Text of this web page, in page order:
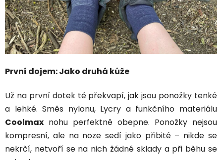
První dojem: Jako druhá kůže
Už na první dotek tě překvapí, jak jsou ponožky tenké
a lehké. Směs nylonu, Lycry a funkčního materiálu
Coolmax nohu perfektně obepne. Ponožky nejsou
kompresní, ale na noze sedí jako přibité – nikde se
nekrčí, netvoří se na nich žádné sklady a při běhu se